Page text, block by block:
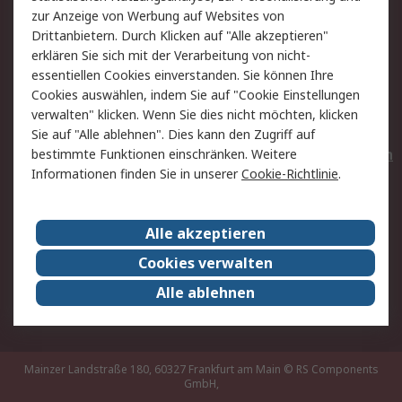
Hilfe
Privatkunden
Rechtliches
AGB
Datenschutz
Cookie-Richtlinie
Zahlungsbedingungen
Copyright/Impressum
Entsorgung
Elektrogeräte/Batterien
RS weltweit
Karriere bei RS
Nachhaltigkeit
Qualität/Umwelt/ZertifikatePresse-Center
Event-Center
Mainzer Landstraße 180, 60327 Frankfurt am Main © RS Components
GmbH,
zur Anzeige von Werbung auf Websites von
Drittanbietern. Durch Klicken auf "Alle akzeptieren"
erklären Sie sich mit der Verarbeitung von nicht-
essentiellen Cookies einverstanden. Sie können Ihre
Cookies auswählen, indem Sie auf "Cookie Einstellungen
verwalten" klicken. Wenn Sie dies nicht möchten, klicken
Sie auf "Alle ablehnen". Dies kann den Zugriff auf
bestimmte Funktionen einschränken. Weitere
Informationen finden Sie in unsererCookie-Richtlinie.
Alle akzeptieren
Cookies verwalten
Alle ablehnen